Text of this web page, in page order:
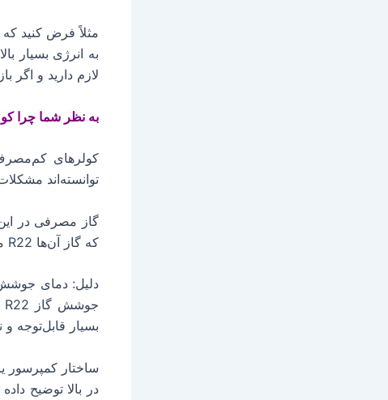
مثلاً فرض کنید
به انرژی بسیار
لازم دارید و اگر
به نظر شما چرا کولر گازی کم
کولرهای
توانسته‌اند
که گاز آن‌ها R22 می‌باشد است.
بسیار قابل‌توجه
ساختار کمپرسور
در بالا توضیح